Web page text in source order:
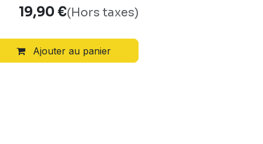
Ajouter au panier
19,90 €(Hors taxes)